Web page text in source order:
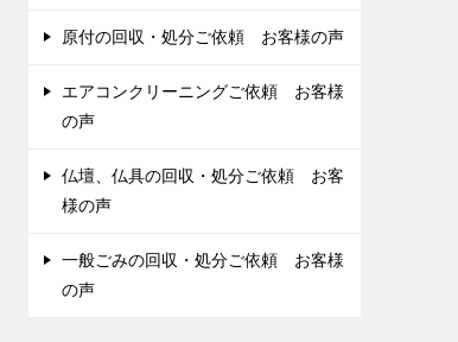
原付の回収・処分ご依頼 お客様の声
エアコンクリーニングご依頼 お客様
の声
仏壇、仏具の回収・処分ご依頼 お客
様の声
一般ごみの回収・処分ご依頼 お客様
の声